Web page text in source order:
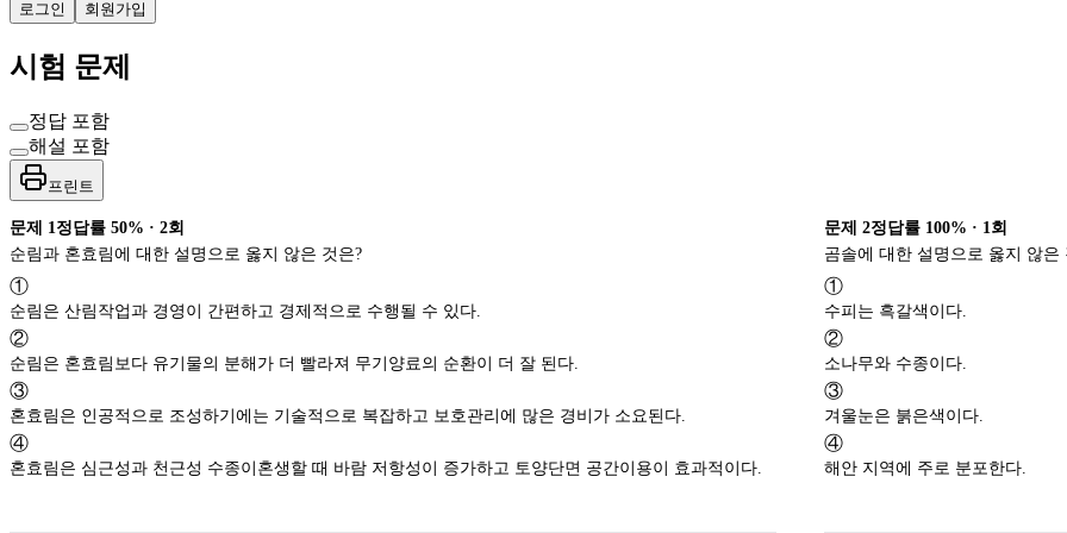
로그인 회원가입
시험 문제
정답 포함
해설 포함
프린트
문제 1 정답률 50% · 2회
①
순림은 산림작업과 경영이 간편하고 경제적으로 수행될 수 있다.
②
순림은 혼효림보다 유기물의 분해가 더 빨라져 무기양료의 순환이 더 잘 된다.
③
혼효림은 인공적으로 조성하기에는 기술적으로 복잡하고 보호관리에 많은 경비가 소요된다.
④
혼효림은 심근성과 천근성 수종이혼생할 때 바람 저항성이 증가하고 토양단면 공간이용이 효과적이다.
문제 2정답률 100% · 1 회
①
수피는 흑갈색이다.
②
소나무와 수종이다.
③
겨울눈은 붉은색이다.
④
해안 지역에 주로 분포한다.